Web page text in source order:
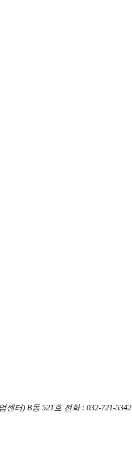
센터) B동 521호 전화 : 032-721-5342